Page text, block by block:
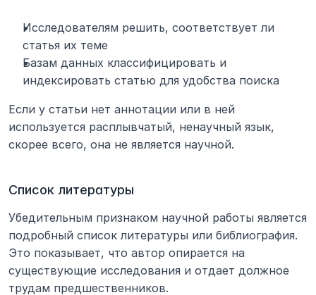
Исследователям решить, соответствует ли
статья их теме
Базам данных классифицировать и
индексировать статью для удобства поиска
Если у статьи нет аннотации или в ней
используется расплывчатый, ненаучный язык,
скорее всего, она не является научной.
Список литературы
Убедительным признаком научной работы является
подробный список литературы или библиография.
Это показывает, что автор опирается на
существующие исследования и отдает должное
трудам предшественников.